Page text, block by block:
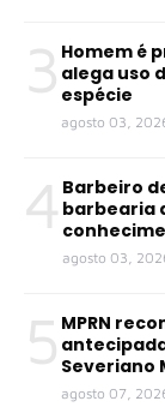
3 Homem é
alega uso
espécie
agosto 03,
4 Barbeiro
barbearia
agosto 03,
5 MPRN
Severiano
agosto 07,